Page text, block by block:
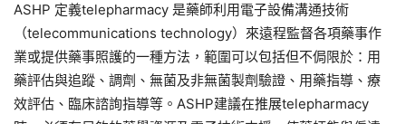
ASHP 定義telepharmacy 是藥師利用電子設備溝通技術
（telecommunications technology）來遠程監督各項藥事作
業或提供藥事照護的一種方法，範圍可以包括但不侷限於：用
藥評估與追蹤、調劑、無菌及非無菌製劑驗證、用藥指導、療
效評估、臨床諮詢指導等。ASHP建議在推展telepharmacy